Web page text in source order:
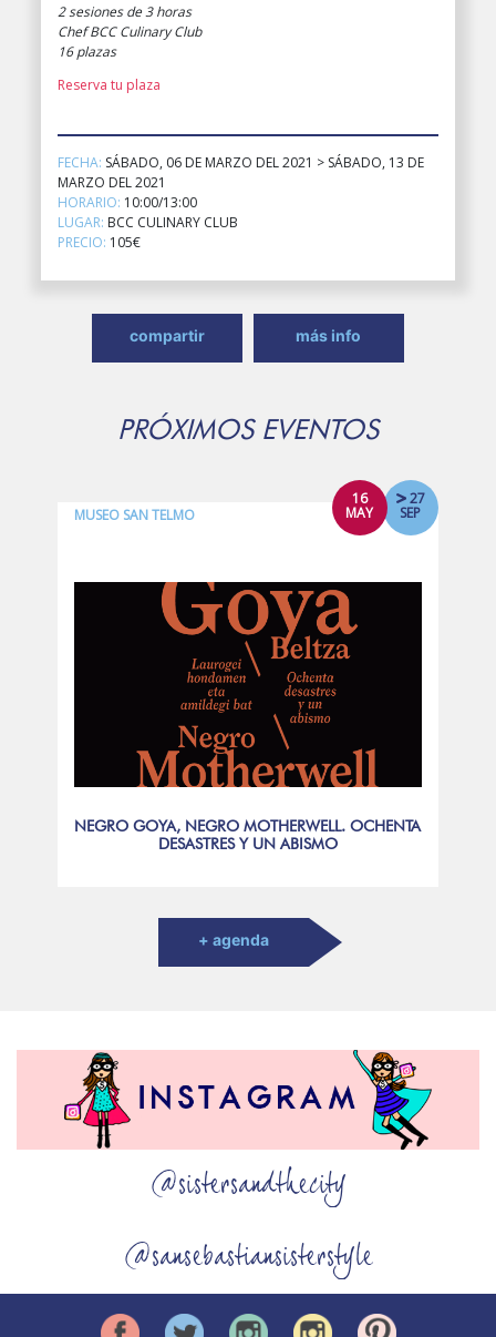
2 sesiones de 3 horas
Chef BCC Culinary Club
16 plazas
Reserva tu plaza
FECHA: SÁBADO, 06 DE MARZO DEL 2021 > SÁBADO, 13 DE
MARZO DEL 2021
HORARIO: 10:00/13:00
LUGAR: BCC CULINARY CLUB
PRECIO: 105€
compartir más info
PRÓXIMOS EVENTOS
16
MAY
27
SEP
MUSEO SAN TELMO
NEGRO GOYA, NEGRO MOTHERWELL. OCHENTA
DESASTRES Y UN ABISMO
+ agenda
@sistersandthecity
@sansebastiansisterstyle